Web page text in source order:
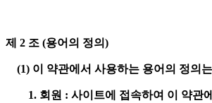
제 2 조 (용어의 정의)
(1) 이 약관에서 사용하는 용어의 정의
1. 회원 : 사이트에 접속하여 이 약관